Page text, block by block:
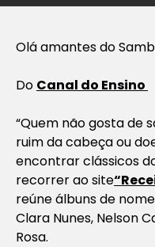
Olá amantes do
Do Canal do Ensino
“Quem não gosta de
ruim da cabeça ou
encontrar clássicos
recorrer ao site
reúne álbuns de
Clara Nunes, Nelson
Rosa.